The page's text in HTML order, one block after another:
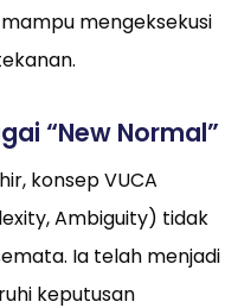
mengeksekusi
“New Normal”
konsep VUCA
Ambiguity) tidak
Ia telah menjadi
keputusan